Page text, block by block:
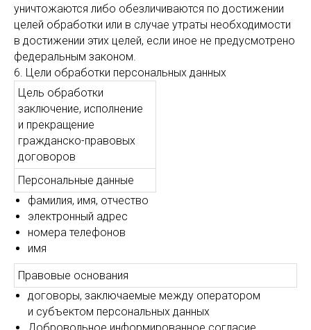
уничтожаются либо обезличиваются по достижении
целей обработки или в случае утраты необходимости
в достижении этих целей, если иное не предусмотрено
федеральным законом.
6. Цели обработки персональных данных
Цель обработки
заключение, исполнение
и прекращение
гражданско-правовых
договоров
Персональные данные
фамилия, имя, отчество
электронный адрес
номера телефонов
имя
Правовые основания
договоры, заключаемые между оператором
и субъектом персональных данных